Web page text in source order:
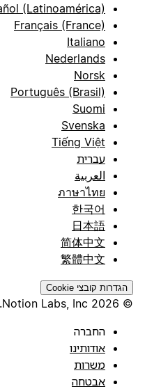
Español (Latinoamérica)
Français (France)
Italiano
Nederlands
Norsk
Português (Brasil)
Suomi
Svenska
Tiếng Việt
עברית
العربية
ภาษาไทย
한국어
日本語
简体中文
繁體中文
הגדרות קובצי Cookie
החברה
אודותינו
משרות
אבטחה